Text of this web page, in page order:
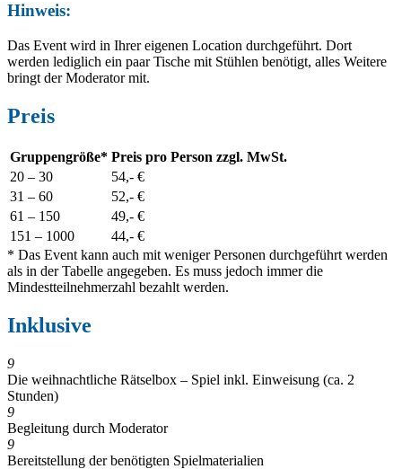
Hinweis:
Das Event wird in Ihrer eigenen Location durchgeführt. Dort
werden lediglich ein paar Tische mit Stühlen benötigt, alles Weitere
bringt der Moderator mit.
Preis
Gruppengröße* Preis pro Person zzgl. MwSt.
20 – 30
54,- €
31 – 60
52,- €
61 – 150
49,- €
151 – 1000
44,- €
* Das Event kann auch mit weniger Personen durchgeführt werden
als in der Tabelle angegeben. Es muss jedoch immer die
Mindestteilnehmerzahl bezahlt werden.
Inklusive
9
Die weihnachtliche Rätselbox – Spiel inkl. Einweisung (ca. 2
Stunden)
9
Begleitung durch Moderator
9
Bereitstellung der benötigten Spielmaterialien